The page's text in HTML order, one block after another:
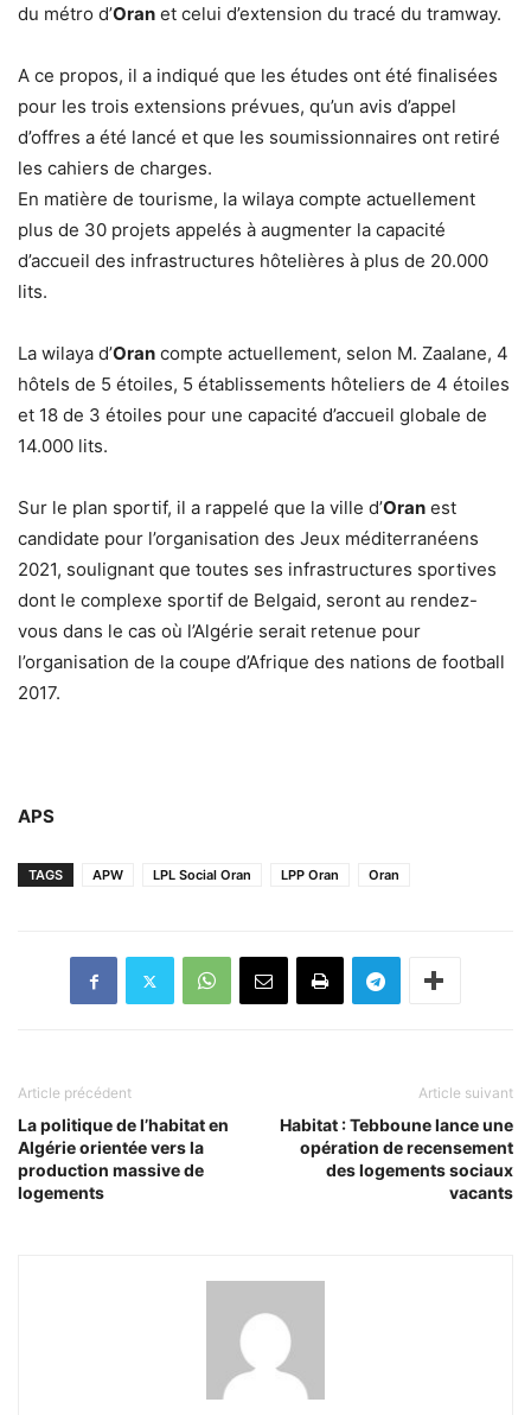
du métro d’Oran et celui d’extension du tracé du tramway.
A ce propos, il a indiqué que les études ont été finalisées
pour les trois extensions prévues, qu’un avis d’appel
d’offres a été lancé et que les soumissionnaires ont retiré
les cahiers de charges.
En matière de tourisme, la wilaya compte actuellement
plus de 30 projets appelés à augmenter la capacité
d’accueil des infrastructures hôtelières à plus de 20.000
lits.
La wilaya d’Oran compte actuellement, selon M. Zaalane, 4
hôtels de 5 étoiles, 5 établissements hôteliers de 4 étoiles
et 18 de 3 étoiles pour une capacité d’accueil globale de
14.000 lits.
Sur le plan sportif, il a rappelé que la ville d’Oran est
candidate pour l’organisation des Jeux méditerranéens
2021, soulignant que toutes ses infrastructures sportives
dont le complexe sportif de Belgaid, seront au rendez-
vous dans le cas où l’Algérie serait retenue pour
l’organisation de la coupe d’Afrique des nations de football
2017.
APS
TAGS APW LPL Social Oran LPP Oran Oran
Article précédent
La politique de l’habitat en
Algérie orientée vers la
production massive de
logements
Article suivant
Habitat : Tebboune lance une
opération de recensement
des logements sociaux
vacants